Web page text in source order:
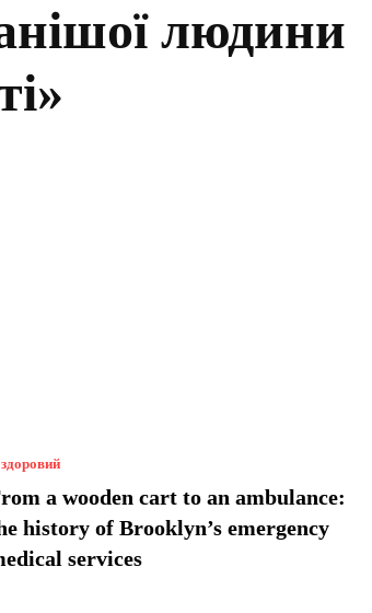
людини
a wooden cart to an ambulance:
history of Brooklyn’s emergency
services